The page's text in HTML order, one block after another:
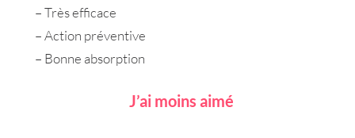
– Très efficace
– Action préventive
– Bonne absorption
J’ai moins aimé